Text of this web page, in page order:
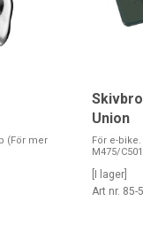
(För mer
Union
För e-
M475/
[I lager]
Art nr. 85-